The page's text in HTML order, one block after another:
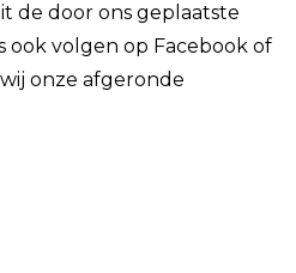
de door ons geplaatste
volgen op Facebook of
onze afgeronde